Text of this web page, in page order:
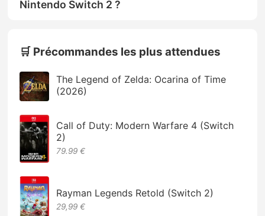
Nintendo Switch 2 ?
🛒 Précommandes les plus attendues
The Legend of Zelda: Ocarina of Time
(2026)
Call of Duty: Modern Warfare 4 (Switch
2)
79.99 €
Rayman Legends Retold (Switch 2)
29,99 €